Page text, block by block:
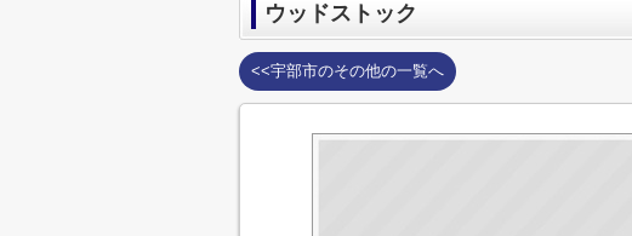
ウッドストック
<<宇部市のその他の一覧へ